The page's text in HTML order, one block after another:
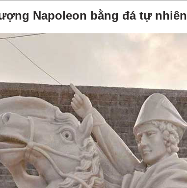
Napoleon bằng đá tự nhiên